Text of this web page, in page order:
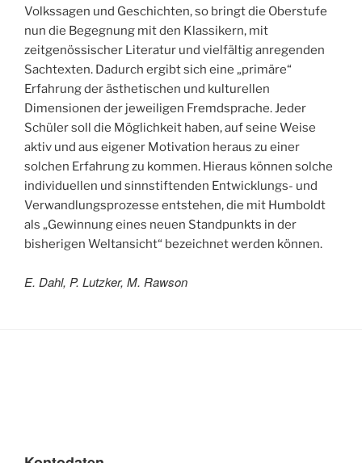
Volkssagen und Geschichten, so bringt die Oberstufe
nun die Begegnung mit den Klassikern, mit
zeitgenössischer Literatur und vielfältig anregenden
Sachtexten. Dadurch ergibt sich eine „primäre“
Erfahrung der ästhetischen und kulturellen
Dimensionen der jeweiligen Fremdsprache. Jeder
Schüler soll die Möglichkeit haben, auf seine Weise
aktiv und aus eigener Motivation heraus zu einer
solchen Erfahrung zu kommen. Hieraus können solche
individuellen und sinnstiftenden Entwicklungs- und
Verwandlungsprozesse entstehen, die mit Humboldt
als „Gewinnung eines neuen Standpunkts in der
bisherigen Weltansicht“ bezeichnet werden können.
E. Dahl, P. Lutzker, M. Rawson